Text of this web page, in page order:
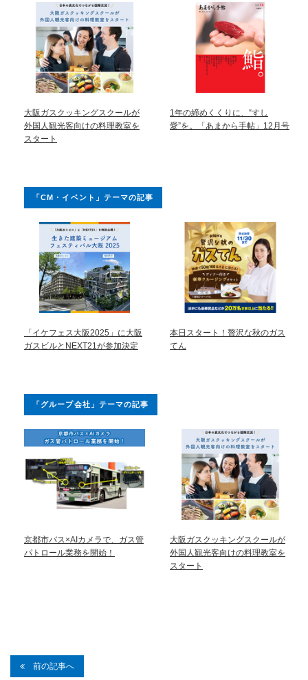
大阪ガスクッキングスクールが
外国人観光客向けの料理教室を
スタート
1年の締めくくりに、“すし
愛”を。「あまから手帖」12月号
「CM・イベント」テーマの記事
「イケフェス大阪2025」に大阪
ガスビルとNEXT21が参加決定
本日スタート！贅沢な秋のガス
てん
「グループ会社」テーマの記事
京都市バス×AIカメラで、ガス管
パトロール業務を開始！
大阪ガスクッキングスクールが
外国人観光客向けの料理教室を
スタート
前の記事へ